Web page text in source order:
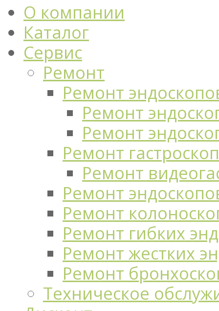
О компании
Каталог
Сервис
Ремонт
Ремонт
Ремонт
Ремонт
Ремонт
Ремонт
Ремонт
Ремонт
Ремонт гибких
Ремонт жестких
Ремонт
Техническое